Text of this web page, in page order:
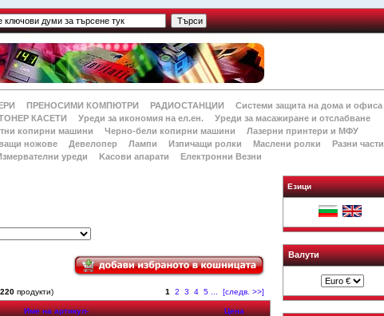
ПРЕНОСИМИ КОМПЮТРИ РАДИОСТАНЦИИ
Системи защита на дома и офиса
КАСЕТИ Уреди за икономия на ел.ен.
Уреди за масажиране и отслабване
копирни машини Черно-бели копирни машини
Лазерни принтери и МФУ
ножове Девелопер Лампи Изпичащи ролки Маслени ролки
Разни части
уреди Kасови апарати Електронни Везни
220продукти) 1 2 3 4 5 [следв. >>]
Име на артикул- Цена
Езици
Валути